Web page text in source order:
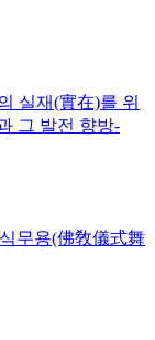
실재(實在)를 위
그 발전 향방-
무용(佛敎儀式舞